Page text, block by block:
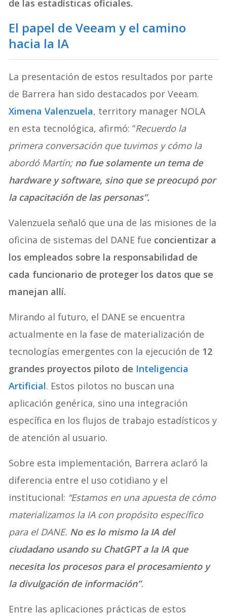
de las estadísticas oficiales.
El papel de Veeam y el camino
hacia la IA
La presentación de estos resultados por parte
de Barrera han sido destacados por Veeam.
Ximena Valenzuela, territory manager NOLA
en esta tecnológica, afirmó: “Recuerdo la
primera conversación que tuvimos y cómo la
abordó Martín; no fue solamente un tema de
hardware y software, sino que se preocupó por
la capacitación de las personas”.
Valenzuela señaló que una de las misiones de la
oficina de sistemas del DANE fue concientizar a
los empleados sobre la responsabilidad de
cada funcionario de proteger los datos que se
manejan allí.
Mirando al futuro, el DANE se encuentra
actualmente en la fase de materialización de
tecnologías emergentes con la ejecución de 12
grandes proyectos piloto de Inteligencia
Artificial. Estos pilotos no buscan una
aplicación genérica, sino una integración
específica en los flujos de trabajo estadísticos y
de atención al usuario.
Sobre esta implementación, Barrera aclaró la
diferencia entre el uso cotidiano y el
institucional: “Estamos en una apuesta de cómo
materializamos la IA con propósito específico
para el DANE. No es lo mismo la IA del
ciudadano usando su ChatGPT a la IA que
necesita los procesos para el procesamiento y
la divulgación de información”.
Entre las aplicaciones prácticas de estos